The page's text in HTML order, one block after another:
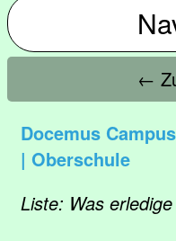
←
Docemus
| Oberschule
Liste: Was